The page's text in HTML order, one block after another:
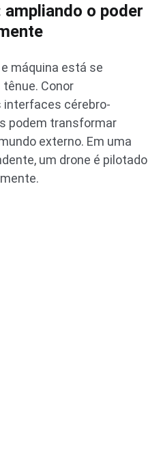
o poder
máquina está se
Conor
interfaces cérebro-
podem transformar
externo. Em uma
um drone é pilotado